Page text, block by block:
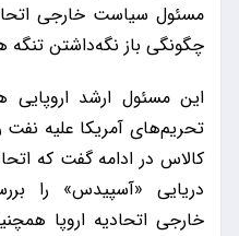
مسئول سیاست خارجی
چگونگی باز نگه‌داشتن
این مسئول ارشد
تحریم‌های آمریکا علیه
کالاس در ادامه گفت که
دریایی «آسپیدس» را
خارجی اتحادیه اروپا